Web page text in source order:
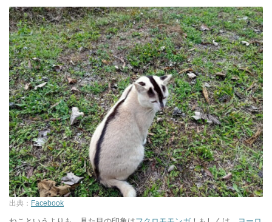
出典： Facebook